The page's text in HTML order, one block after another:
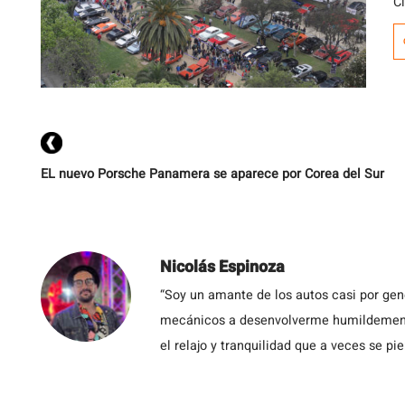
EL nuevo Porsche Panamera se aparece por Corea del Sur
Nicolás Espinoza
“Soy un amante de los autos casi por
mecánicos a desenvolverme
el relajo y tranquilidad que a veces se